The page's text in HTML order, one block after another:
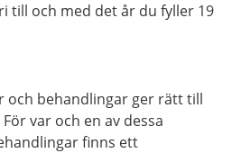
till och med det år du fyller 19
och behandlingar ger rätt till
var och en av dessa
finns ett